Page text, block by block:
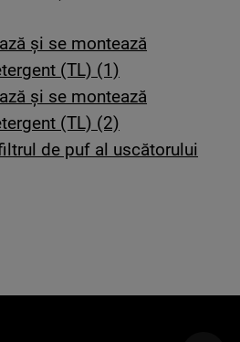
și se montează
(TL) (1)
și se montează
(TL) (2)
de puf al uscătorului